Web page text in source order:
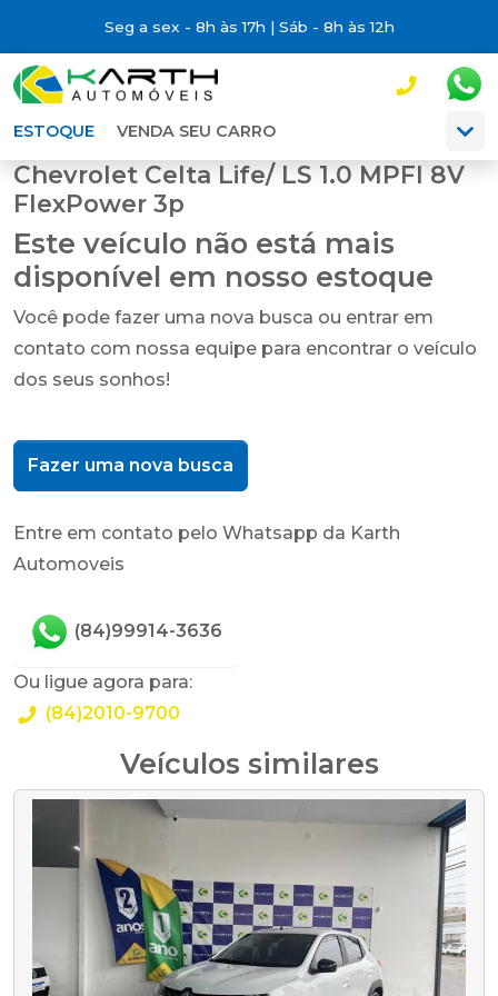
Seg a sex - 8h às 17h | Sáb - 8h às 12h
ESTOQUE VENDA SEU CARRO
Chevrolet Celta Life/ LS 1.0 MPFI 8V
FlexPower 3p
Este veículo não está mais
disponível em nosso estoque
Você pode fazer uma nova busca ou entrar em
contato com nossa equipe para encontrar o veículo
dos seus sonhos!
Fazer uma nova busca
Entre em contato pelo Whatsapp da Karth
Automoveis
(84)99914-3636
Ou ligue agora para:
(84)2010-9700
Veículos similares